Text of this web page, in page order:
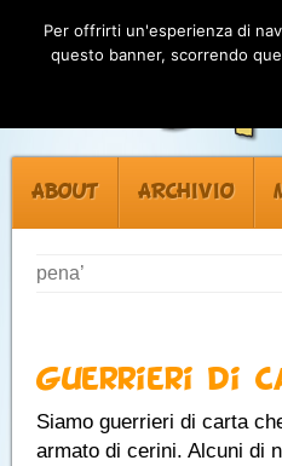
ABOUT ARCHIVIO
pena’
Guerrieri di
Siamo guerrieri di carta
armato di cerini. Alcuni di
Per offrirti un'esperienza di
questo banner, scorrendo